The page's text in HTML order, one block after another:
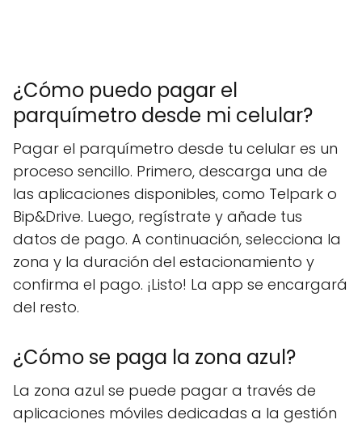
¿Cómo puedo pagar el
parquímetro desde mi celular?
Pagar el parquímetro desde tu celular es un
proceso sencillo. Primero, descarga una de
las aplicaciones disponibles, como Telpark o
Bip&Drive. Luego, regístrate y añade tus
datos de pago. A continuación, selecciona la
zona y la duración del estacionamiento y
confirma el pago. ¡Listo! La app se encargará
del resto.
¿Cómo se paga la zona azul?
La zona azul se puede pagar a través de
aplicaciones móviles dedicadas a la gestión